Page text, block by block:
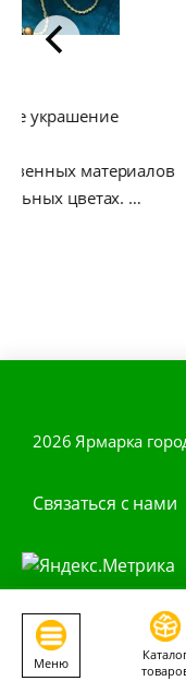
Меню
…
из
только
2026 Ярмарка
Связаться с нами
Наши приложения